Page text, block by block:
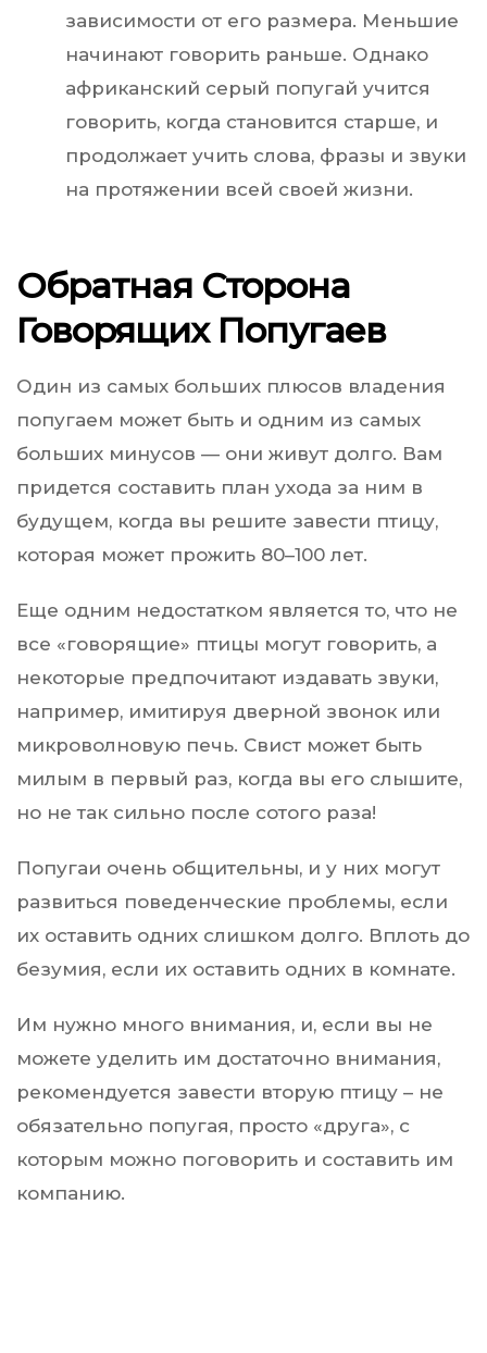
зависимости от его размера. Меньшие
начинают говорить раньше. Однако
африканский серый попугай учится
говорить, когда становится старше, и
продолжает учить слова, фразы и звуки
на протяжении всей своей жизни.
Обратная Сторона
Говорящих Попугаев
Один из самых больших плюсов владения
попугаем может быть и одним из самых
больших минусов — они живут долго. Вам
придется составить план ухода за ним в
будущем, когда вы решите завести птицу,
которая может прожить 80–100 лет.
Еще одним недостатком является то, что не
все «говорящие» птицы могут говорить, а
некоторые предпочитают издавать звуки,
например, имитируя дверной звонок или
микроволновую печь. Свист может быть
милым в первый раз, когда вы его слышите,
но не так сильно после сотого раза!
Попугаи очень общительны, и у них могут
развиться поведенческие проблемы, если
их оставить одних слишком долго. Вплоть до
безумия, если их оставить одних в комнате.
Им нужно много внимания, и, если вы не
можете уделить им достаточно внимания,
рекомендуется завести вторую птицу – не
обязательно попугая, просто «друга», с
которым можно поговорить и составить им
компанию.